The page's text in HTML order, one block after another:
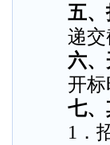
五、
递交截
六、
开标时
七、
1．招